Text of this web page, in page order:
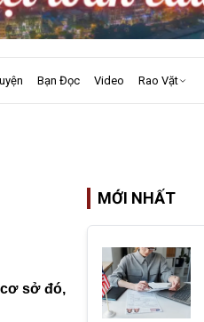
Bạn Đọc Video Rao Vặt
sở đó,
MỚI NHẤT